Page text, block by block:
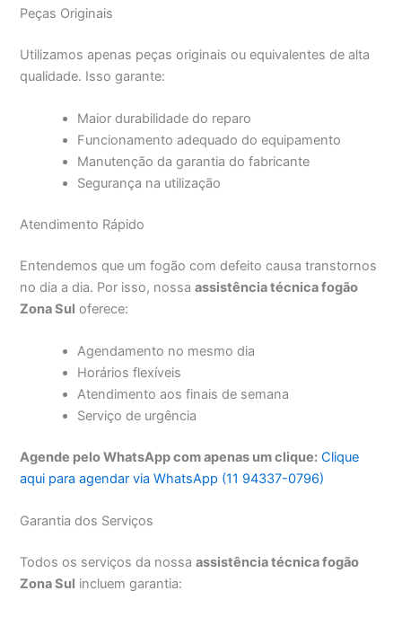
Peças Originais
Utilizamos apenas peças originais ou equivalentes de alta
qualidade. Isso garante:
Maior durabilidade do reparo
Funcionamento adequado do equipamento
Manutenção da garantia do fabricante
Segurança na utilização
Atendimento Rápido
Entendemos que um fogão com defeito causa transtornos
no dia a dia. Por isso, nossaassistência técnica fogão
Zona Sul oferece:
Agendamento no mesmo dia
Horários flexíveis
Atendimento aos finais de semana
Serviço de urgência
Agende pelo WhatsApp com apenas um clique: Clique
aqui para agendar via WhatsApp (11 94337-0796)
Garantia dos Serviços
Todos os serviços da nossaassistência técnica fogão
Zona Sul incluem garantia: